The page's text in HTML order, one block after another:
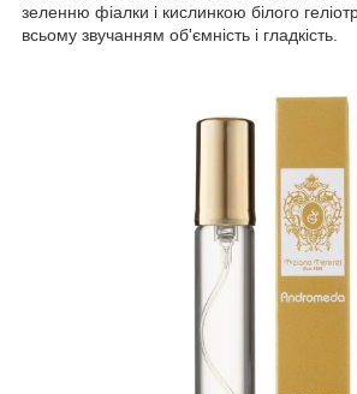
зеленню фіалки і кислинкою білого
всьому звучанням об'ємність і гладкість.